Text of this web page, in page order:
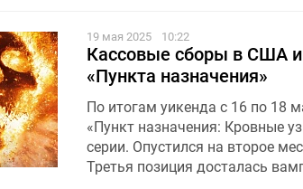
19 мая 2025 10:22
Кассовые сборы в США и
«Пункта назначения»
По итогам уикенда с 16 по 18
«Пункт назначения: Кровные
серии. Опустился на второе
Третья позиция досталась